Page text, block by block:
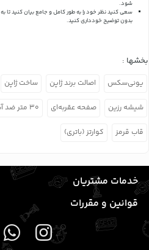
شود.
سعی کنید نظر خود را به طور کامل و جامع بیان کنید تا
بدون توضیح خودداری کنید.
بخشها :
یونی‌سکس اصالت برند ژاپن ساخت ژاپن
شیشه رزین صفحه عقربه‌ای ۳۰ متر ضد آب
قاب قرمز کوارتز (باتری)
خدمات مشتریان
قوانین و مقررات